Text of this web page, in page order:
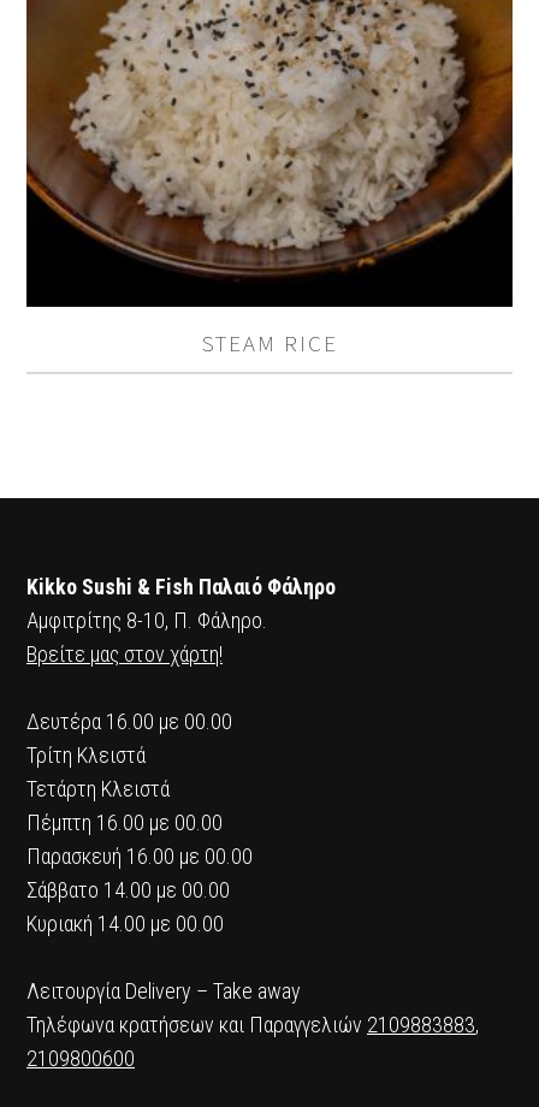
STEAM RICE
Kikko Sushi & Fish Παλαιό Φάληρο
Αμφιτρίτης 8-10, Π. Φάληρο.
Βρείτε μας στον χάρτη!
Δευτέρα 16.00 με 00.00
Τρίτη Κλειστά
Τετάρτη Κλειστά
Πέμπτη 16.00 με 00.00
Παρασκευή 16.00 με 00.00
Σάββατο 14.00 με 00.00
Κυριακή 14.00 με 00.00
Λειτουργία Delivery – Take away
Τηλέφωνα κρατήσεων και Παραγγελιών 2109883883,
2109800600